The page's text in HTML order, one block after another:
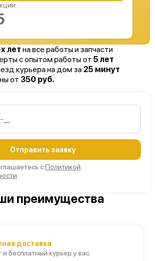
лет на все работы и запчасти
с опытом работы от 5 лет
курьера на дом за 25 минут
от 350 руб.
Отправить заявку
сПолитикой
преимущества
доставка
бесплатный курьер у вас.